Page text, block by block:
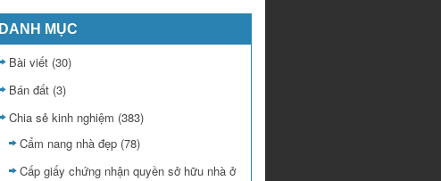
DANH MỤC
Bài viết (30)
Bán đất (3)
Chia sẻ kinh nghiệm (383)
Cẩm nang nhà đẹp (78)
Cấp giấy chứng nhận quyền sở hữu nhà ở